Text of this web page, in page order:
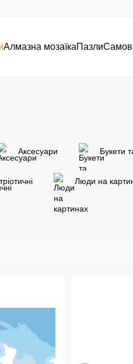
Алмазна мозаїкаПазли
Аксесуари Букети
Люди на